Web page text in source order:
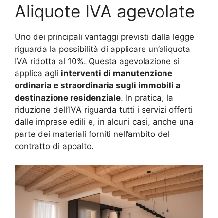
Aliquote IVA agevolate
Uno dei principali vantaggi previsti dalla legge
riguarda la possibilità di applicare un’aliquota
IVA ridotta al 10%. Questa agevolazione si
applica agli interventi di manutenzione
ordinaria e straordinaria sugli immobili a
destinazione residenziale. In pratica, la
riduzione dell’IVA riguarda tutti i servizi offerti
dalle imprese edili e, in alcuni casi, anche una
parte dei materiali forniti nell’ambito del
contratto di appalto.